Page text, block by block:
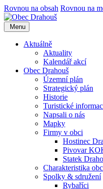
Rovnou na obsah Rovnou na
Menu
Aktuálně
Aktuality
Kalendář akcí
Obec Drahouš
Územní plán
Strategický plán
Historie
Turistické
Napsali o nás
Mapky
Firmy v obci
Hostinec
Pivovar
Statek
Charakteristika
Spolky & sdružení
Rybaříci